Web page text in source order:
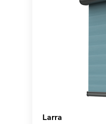
Larra